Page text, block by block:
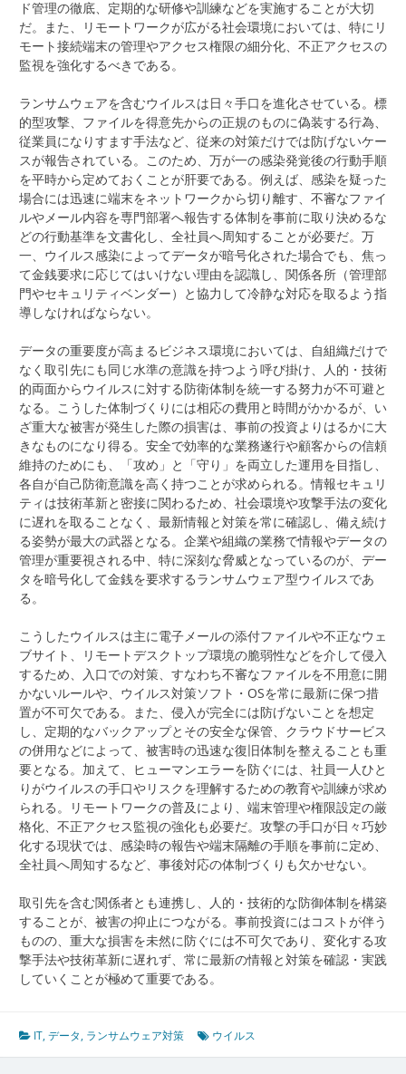
ド管理の徹底、定期的な研修や訓練などを実施することが大切
だ。また、リモートワークが広がる社会環境においては、特にリ
モート接続端末の管理やアクセス権限の細分化、不正アクセスの
監視を強化するべきである。
ランサムウェアを含むウイルスは日々手口を進化させている。標
的型攻撃、ファイルを得意先からの正規のものに偽装する行為、
従業員になりすます手法など、従来の対策だけでは防げないケー
スが報告されている。このため、万が一の感染発覚後の行動手順
を平時から定めておくことが肝要である。例えば、感染を疑った
場合には迅速に端末をネットワークから切り離す、不審なファイ
ルやメール内容を専門部署へ報告する体制を事前に取り決めるな
どの行動基準を文書化し、全社員へ周知することが必要だ。万
一、ウイルス感染によってデータが暗号化された場合でも、焦っ
て金銭要求に応じてはいけない理由を認識し、関係各所（管理部
門やセキュリティベンダー）と協力して冷静な対応を取るよう指
導しなければならない。
データの重要度が高まるビジネス環境においては、自組織だけで
なく取引先にも同じ水準の意識を持つよう呼び掛け、人的・技術
的両面からウイルスに対する防衛体制を統一する努力が不可避と
なる。こうした体制づくりには相応の費用と時間がかかるが、い
ざ重大な被害が発生した際の損害は、事前の投資よりはるかに大
きなものになり得る。安全で効率的な業務遂行や顧客からの信頼
維持のためにも、「攻め」と「守り」を両立した運用を目指し、
各自が自己防衛意識を高く持つことが求められる。情報セキュリ
ティは技術革新と密接に関わるため、社会環境や攻撃手法の変化
に遅れを取ることなく、最新情報と対策を常に確認し、備え続け
る姿勢が最大の武器となる。企業や組織の業務で情報やデータの
管理が重要視される中、特に深刻な脅威となっているのが、デー
タを暗号化して金銭を要求するランサムウェア型ウイルスであ
る。
こうしたウイルスは主に電子メールの添付ファイルや不正なウェ
ブサイト、リモートデスクトップ環境の脆弱性などを介して侵入
するため、入口での対策、すなわち不審なファイルを不用意に開
かないルールや、ウイルス対策ソフト・OSを常に最新に保つ措
置が不可欠である。また、侵入が完全には防げないことを想定
し、定期的なバックアップとその安全な保管、クラウドサービス
の併用などによって、被害時の迅速な復旧体制を整えることも重
要となる。加えて、ヒューマンエラーを防ぐには、社員一人ひと
りがウイルスの手口やリスクを理解するための教育や訓練が求め
られる。リモートワークの普及により、端末管理や権限設定の厳
格化、不正アクセス監視の強化も必要だ。攻撃の手口が日々巧妙
化する現状では、感染時の報告や端末隔離の手順を事前に定め、
全社員へ周知するなど、事後対応の体制づくりも欠かせない。
取引先を含む関係者とも連携し、人的・技術的な防御体制を構築
することが、被害の抑止につながる。事前投資にはコストが伴う
ものの、重大な損害を未然に防ぐには不可欠であり、変化する攻
撃手法や技術革新に遅れず、常に最新の情報と対策を確認・実践
していくことが極めて重要である。
IT,データ, ランサムウェア対策 ウイルス